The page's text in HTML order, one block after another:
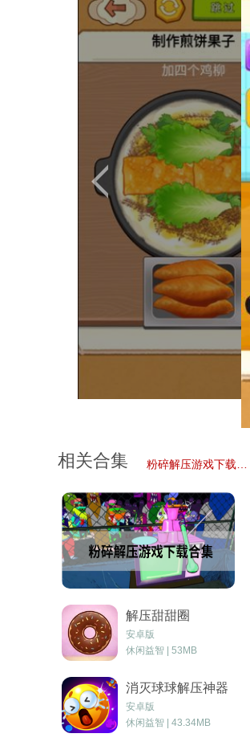
相关合集
解压甜甜圈
安卓版
休闲益智 | 53MB
消灭球球解压神器
安卓版
休闲益智 | 43.34MB